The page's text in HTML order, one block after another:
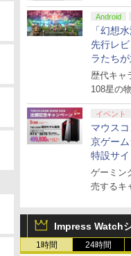
ズ情報
Android
「幻想
先行レ
ラたちが
シリー
歴代キャ
108星の
イベント
マウス
京ゲー
特設サ
ゲーミン
売するキ
Impress Watch
1時間 24時間